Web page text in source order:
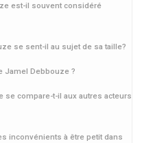
est-il souvent considéré
se sent-il au sujet de sa taille?
Jamel Debbouze ?
se compare-t-il aux autres acteurs
inconvénients à être petit dans